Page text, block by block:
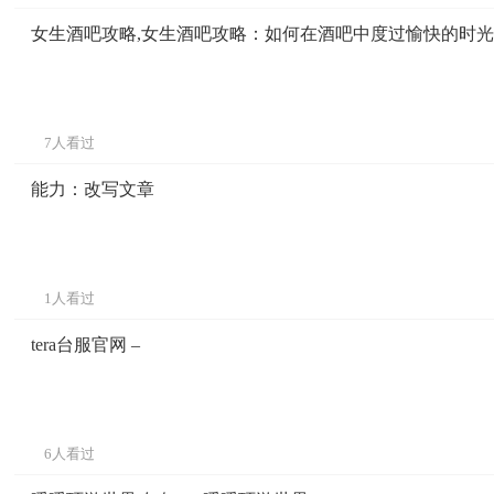
女生酒吧攻略,女生酒吧攻略：如何在酒吧中度过愉快的时
7人看过
能力：改写文章
1人看过
tera台服官网 –
6人看过